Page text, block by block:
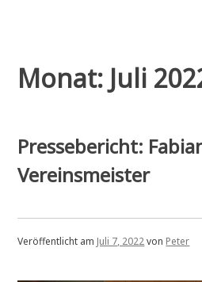
Monat: Juli
Pressebericht:
Vereinsmeister
Veröffentlicht am Juli 7, 2022von Peter